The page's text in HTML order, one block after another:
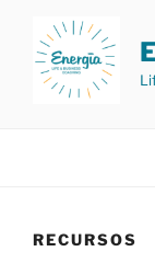
contenido
RECURSOS